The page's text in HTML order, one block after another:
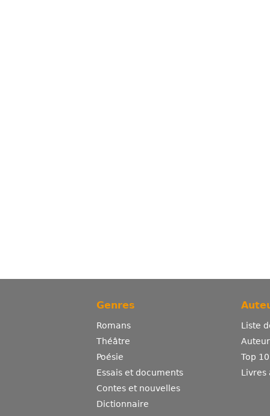
Genres
Romans
Théâtre
Poésie
Essais et documents
Contes et nouvelles
Dictionnaire
Liste
Top
Livres